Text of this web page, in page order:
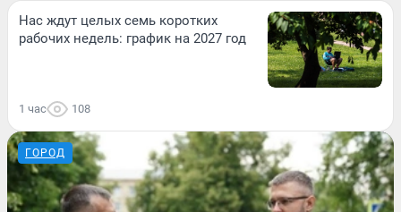
Нас ждут целых семь коротких
рабочих недель: график на 2027 год
1 час 108
ГОРОД